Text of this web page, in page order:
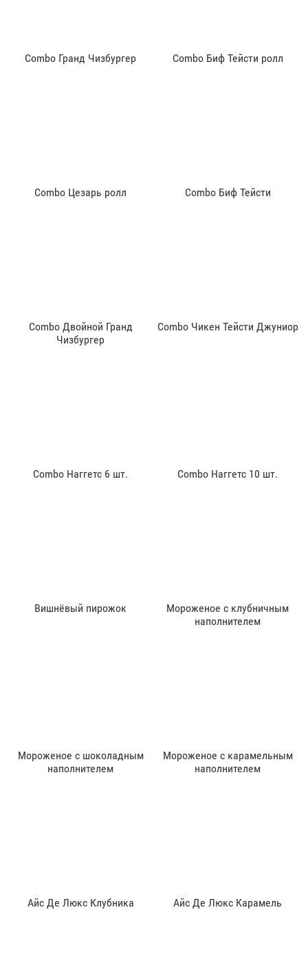
Combo Гранд Чизбургер Combo Биф Тейсти ролл
Combo Цезарь ролл Combo Биф Тейсти
Combo Двойной Гранд
Чизбургер
Combo Чикен Тейсти Джуниор
Combo Наггетс 6 шт. Combo Наггетс 10 шт.
Вишнёвый пирожок
Мороженое с клубничным
наполнителем
Мороженое с шоколадным
наполнителем
Мороженое с карамельным
наполнителем
Айс Де Люкс Клубника Айс Де Люкс Карамель